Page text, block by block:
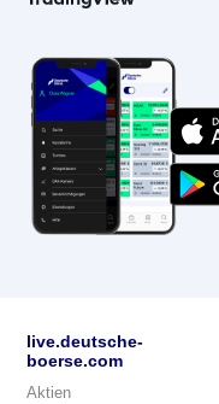
live.deutsche-
boerse.com
Aktien